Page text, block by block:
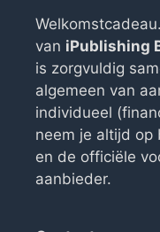
van iPublishing
is zorgvuldig
algemeen van
individueel
neem je altijd op
en de officiële
aanbieder.